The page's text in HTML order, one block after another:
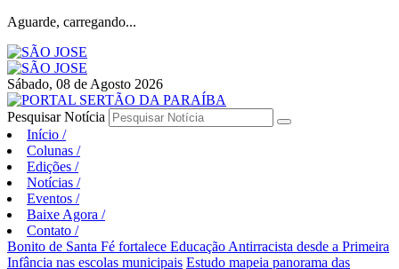
Aguarde, carregando...
Sábado, 08 de Agosto 2026
Pesquisar Notícia
Início /
Colunas /
Edições /
Notícias /
Eventos /
Baixe Agora /
Contato /
Bonito de Santa Fé fortalece Educação Antirracista desde a Primeira
Infância nas escolas municipais Estudo mapeia panorama das